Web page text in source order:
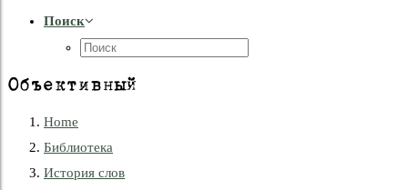
Поиск
Объективный
Home
Библиотека
История слов